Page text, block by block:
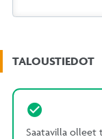
TALOUSTIEDOT
Saatavilla olleet